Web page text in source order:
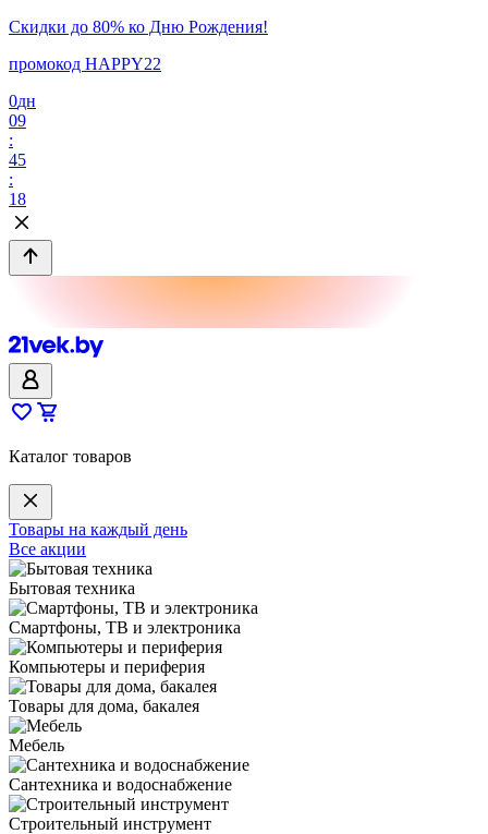
Скидки до 80% ко Дню Рождения!
промокод HAPPY22
0дн
09
:
45
:
18
Каталог товаров
Товары на каждый день
Все акции
Бытовая техника
Смартфоны, ТВ и электроника
Компьютеры и периферия
Товары для дома, бакалея
Мебель
Сантехника и водоснабжение
Строительный инструмент